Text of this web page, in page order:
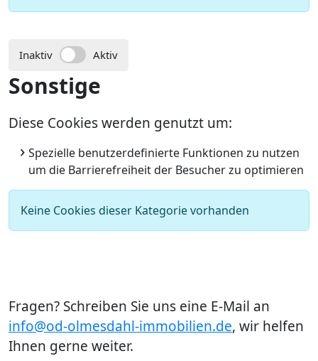
Inaktiv Aktiv
Sonstige
Diese Cookies werden genutzt um:
Spezielle benutzerdefinierte Funktionen zu nutzen
um die Barrierefreiheit der Besucher zu optimieren
Keine Cookies dieser Kategorie vorhanden
Fragen? Schreiben Sie uns eine E-Mail an
info@od-olmesdahl-immobilien.de, wir helfen
Ihnen gerne weiter.